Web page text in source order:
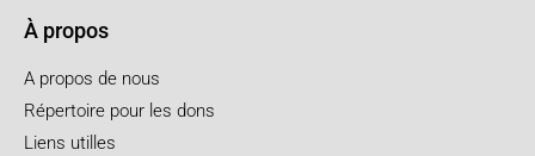
À propos
A propos de nous
Répertoire pour les dons
Liens utilles